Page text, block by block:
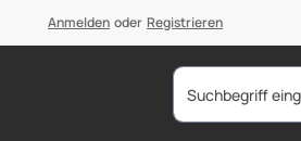
Zur Hauptnavigation springen
Anmelden oder Registrieren